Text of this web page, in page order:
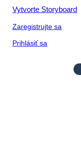
Vytvorte Storyboard
Zaregistrujte sa
Prihlásiť sa